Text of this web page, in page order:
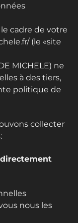
cadre de votre
(le «site
MICHELE) ne
à des tiers,
politique de
collecter
nous les